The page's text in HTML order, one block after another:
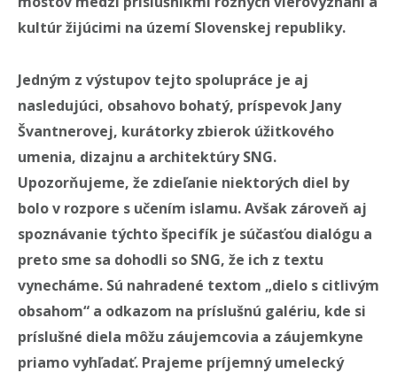
kultúr žijúcimi na území Slovenskej republiky.
Jedným z výstupov tejto spolupráce je aj
nasledujúci, obsahovo bohatý, príspevok Jany
Švantnerovej, kurátorky zbierok úžitkového
umenia, dizajnu a architektúry SNG.
Upozorňujeme, že zdieľanie niektorých diel by
bolo v rozpore s učením islamu. Avšak zároveň aj
spoznávanie týchto špecifík je súčasťou dialógu a
preto sme sa dohodli so SNG, že ich z textu
vynecháme. Sú nahradené textom „dielo s citlivým
obsahom“ a odkazom na príslušnú galériu, kde si
príslušné diela môžu záujemcovia a záujemkyne
priamo vyhľadať. Prajeme príjemný umelecký